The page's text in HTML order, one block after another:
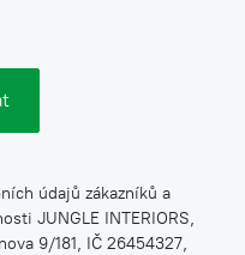
údajů zákazníků a
JUNGLE INTERIORS,
9/181, IČ 26454327,